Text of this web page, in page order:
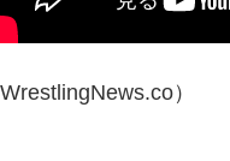
WrestlingNews.co）